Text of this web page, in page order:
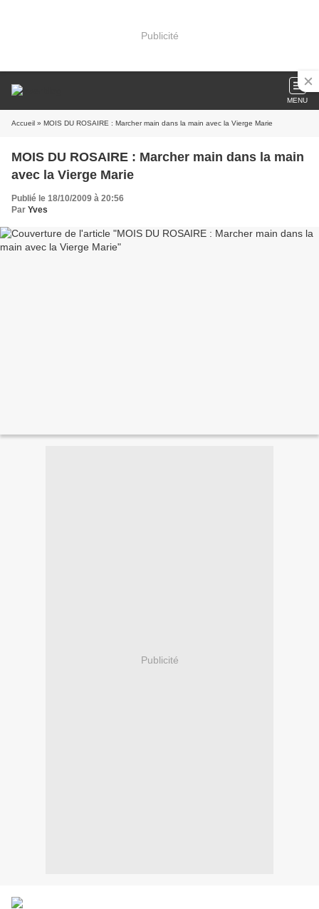
Publicité
MENU
Accueil » MOIS DU ROSAIRE : Marcher main dans la main avec la Vierge Marie
MOIS DU ROSAIRE : Marcher main dans la main
avec la Vierge Marie
Publié le 18/10/2009 à 20:56
Par Yves
Publicité